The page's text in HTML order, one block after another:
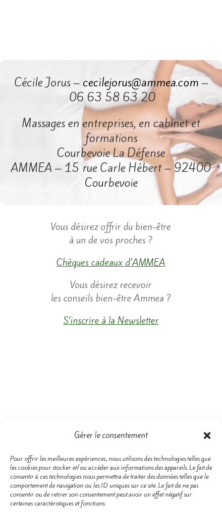
Gérer le consentement
Pour offrir les meilleures expériences, nous utilisons des technologies telles que
les cookies pour stocker et/ou accéder aux informations des appareils. Le fait de
consentir à ces technologies nous permettra de traiter des données telles que le
comportement de navigation ou les ID uniques sur ce site. Le fait de ne pas
consentir ou de retirer son consentement peut avoir un effet négatif sur
certaines caractéristiques et fonctions.
Cécile Jorus – cecilejorus@ammea.com –
06 63 58 63 20
Massages en entreprises, en cabinet et
formations
Courbevoie La Défense
AMMEA – 15 rue Carle Hébert – 92400
Courbevoie
​Vous désirez offrir du bien-être
à un de vos proches ?
Chèques cadeaux d’AMMEA
​Vous désirez recevoir
les conseils bien-être Ammea ?
S’inscrire à la Newsletter
Pour toujours plus d’informations
et d’énergie,